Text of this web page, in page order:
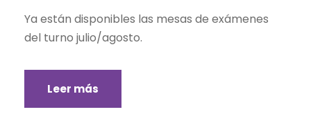
Ya están disponibles las mesas de exámenes
del turno julio/agosto.
Leer más